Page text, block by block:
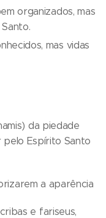
organizados, mas
mas vidas
da piedade
Espírito Santo
a aparência
e fariseus,